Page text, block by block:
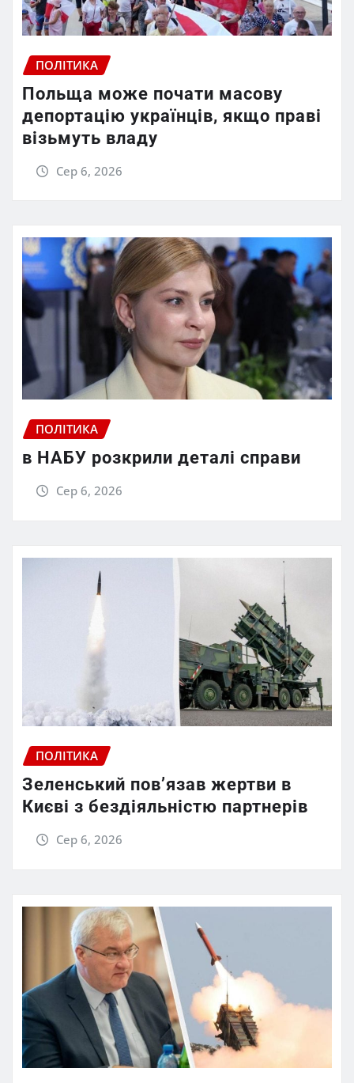
ПОЛІТИКА
Польща може почати масову
депортацію українців, якщо праві
візьмуть владу
Сер 6, 2026
ПОЛІТИКА
в НАБУ розкрили деталі справи
Сер 6, 2026
ПОЛІТИКА
Зеленський пов’язав жертви в
Києві з бездіяльністю партнерів
Сер 6, 2026